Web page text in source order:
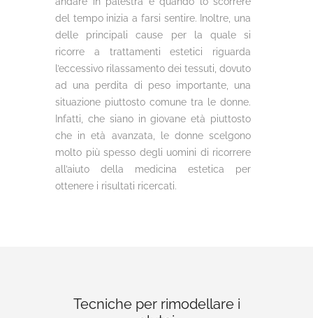
del tempo inizia a farsi sentire. Inoltre, una
delle principali cause per la quale si
ricorre a trattamenti estetici riguarda
l’eccessivo rilassamento dei tessuti, dovuto
ad una perdita di peso importante, una
situazione piuttosto comune tra le donne.
Infatti, che siano in giovane età piuttosto
che in età avanzata, le donne scelgono
molto più spesso degli uomini di ricorrere
all’aiuto della medicina estetica per
ottenere i risultati ricercati.
Tecniche per rimodellare i